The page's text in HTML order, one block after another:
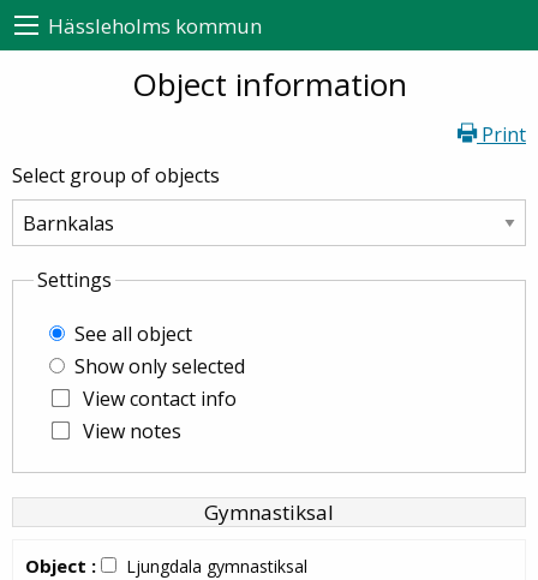
Hässleholms kommun
Object information
Print
Select group of objects
Settings
See all object
Show only selected
View contact info
View notes
Gymnastiksal
Object : Ljungdala gymnastiksal